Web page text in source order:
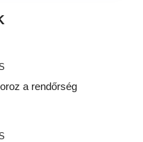
a rendőrség